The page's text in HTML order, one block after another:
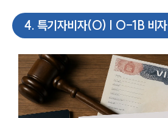
4. 특기자비자(O) | O-1B 비자